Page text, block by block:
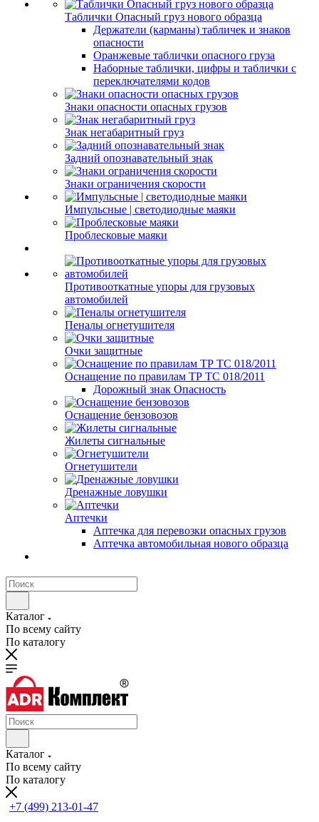
Таблички Опасный груз нового образца
Держатели (карманы) табличек и знаков
опасности
Оранжевые таблички опасного груза
Наборные таблички, цифры и таблички с
переключателями кодов
Знаки опасности опасных грузов
Знак негабаритный груз
Задний опознавательный знак
Знаки ограничения скорости
Импульсные | светодиодные маяки
Проблесковые маяки
Противооткатные упоры для грузовых
автомобилей
Пеналы огнетушителя
Очки защитные
Оснащение по правилам ТР ТС 018/2011
Дорожный знак Опасность
Оснащение бензовозов
Жилеты сигнальные
Огнетушители
Дренажные ловушки
Аптечки
Аптечка для перевозки опасных грузов
Аптечка автомобильная нового образца
Каталог
По всему сайту
По каталогу
Каталог
По всему сайту
По каталогу
+7 (499) 213-01-47